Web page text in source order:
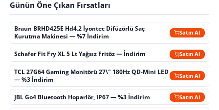
Günün Öne Çıkan Fırsatları
Braun BRHD425E Hd4.2 İyontec Difüzörlü Saç
Kurutma Makinesi — %7 İndirim
Satın Al
Schafer Fit Fry XL 5 Lt Yağsız Fritöz — İndirim Satın Al
TCL 27G64 Gaming Monitörü 27\" 180Hz QD-Mini LED
— %3 İndirim
Satın Al
JBL Go4 Bluetooth Hoparlör, IP67 — %3 İndirim Satın Al